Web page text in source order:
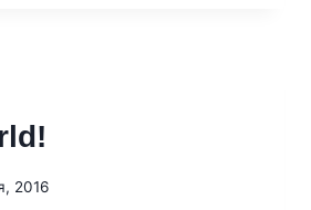
2016